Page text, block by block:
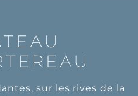
sur les rives de la